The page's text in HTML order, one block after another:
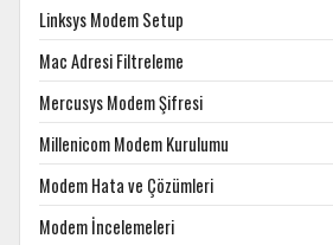
Linksys Modem Setup
Mac Adresi Filtreleme
Mercusys Modem Şifresi
Millenicom Modem Kurulumu
Modem Hata ve Çözümleri
Modem İncelemeleri